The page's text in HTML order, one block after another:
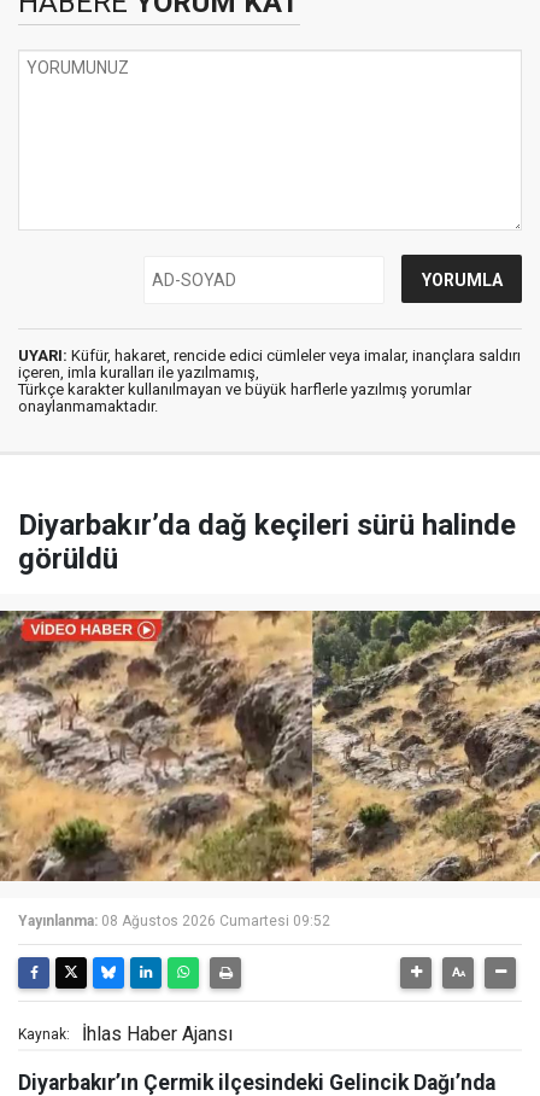
UYARI: Küfür, hakaret, rencide edici cümleler veya imalar, inançlara saldırı
içeren, imla kuralları ile yazılmamış,
Türkçe karakter kullanılmayan ve büyük harflerle yazılmış yorumlar
onaylanmamaktadır.
Diyarbakır’da dağ keçileri sürü halinde
görüldü
Yayınlanma: 08 Ağustos 2026 Cumartesi 09:52
Kaynak: İhlas Haber Ajansı
Diyarbakır’ın Çermik ilçesindeki Gelincik Dağı’nda